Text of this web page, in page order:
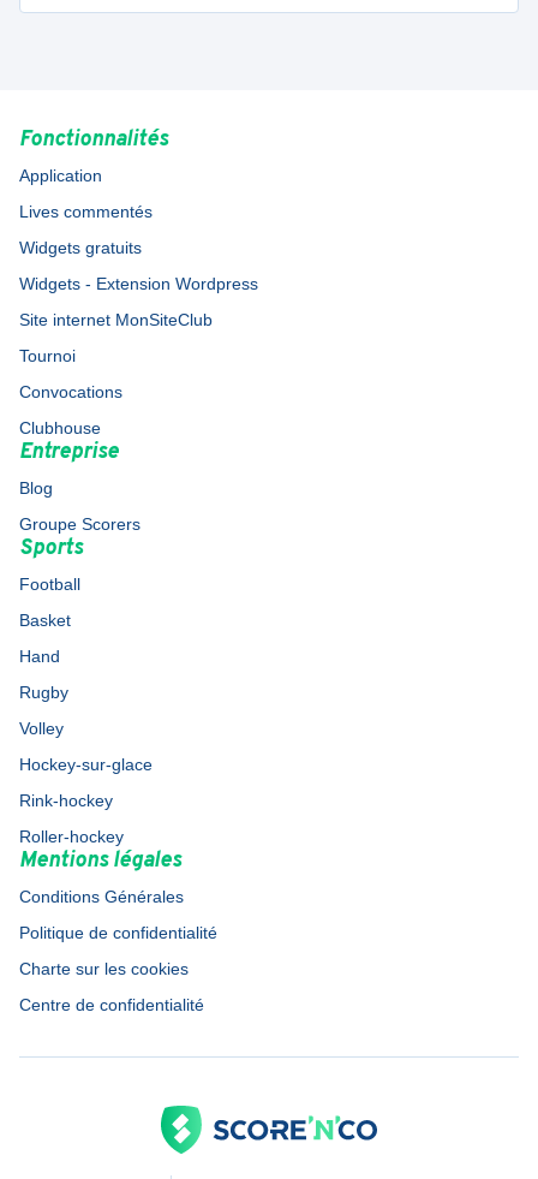
Fonctionnalités
Application
Lives commentés
Widgets gratuits
Widgets - Extension Wordpress
Site internet MonSiteClub
Tournoi
Convocations
Clubhouse
Entreprise
Blog
Groupe Scorers
Sports
Football
Basket
Hand
Rugby
Volley
Hockey-sur-glace
Rink-hockey
Roller-hockey
Mentions légales
Conditions Générales
Politique de confidentialité
Charte sur les cookies
Centre de confidentialité